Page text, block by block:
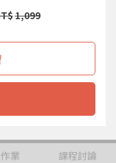
1,099
業 課程討論